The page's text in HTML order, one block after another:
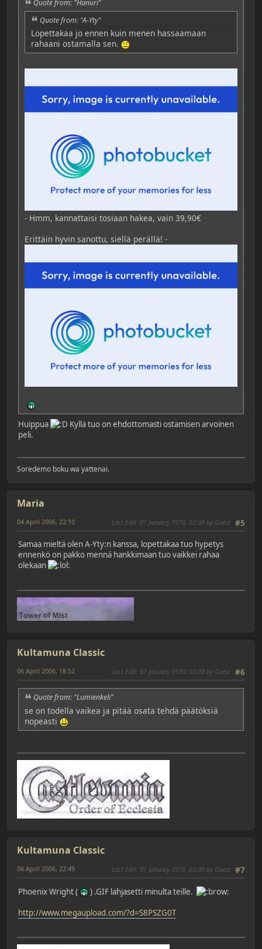
Quote from: "Hanuri"
Quote from: "A-Yty"
Lopettakaa jo ennen kuin menen hassaamaan
rahaani ostamalla sen.
- Hmm, kannattaisi tosiaan hakea, vain 39,90€
Erittäin hyvin sanottu, siellä perällä! -
Huippua
Kyllä tuo on ehdottomasti ostamisen arvoinen
peli.
Soredemo boku wa yattenai.
Maria
#5
04 April 2006, 22:10 Last Edit: 01 January 1970, 02:00 by Guest
Samaa mieltä olen A-Yty:n kanssa, lopettakaa tuo hypetys
ennenkö on pakko mennä hankkimaan tuo vaikkei rahaa
olekaan
Kultamuna Classic
#6
06 April 2006, 18:52 Last Edit: 01 January 1970, 02:00 by Guest
Quote from: "Lumienkeli"
se on todella vaikea ja pitää osata tehdä päätöksiä
nopeasti
Kultamuna Classic
#7
06 April 2006, 22:49 Last Edit: 01 January 1970, 02:00 by Guest
Phoenix Wright (
) .GIF lahjasetti minulta teille.
http://www.megaupload.com/?d=S8PSZG0T